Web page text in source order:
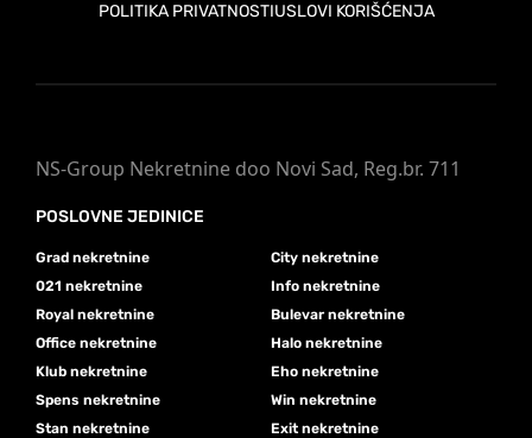
POLITIKA PRIVATNOSTIUSLOVI KORIŠĆENJA
NS-Group Nekretnine doo Novi Sad, Reg.br. 711
POSLOVNE JEDINICE
Grad nekretnine
City nekretnine
021 nekretnine
Info nekretnine
Royal nekretnine
Bulevar nekretnine
Office nekretnine
Halo nekretnine
Klub nekretnine
Eho nekretnine
Spens nekretnine
Win nekretnine
Stan nekretnine
Exit nekretnine